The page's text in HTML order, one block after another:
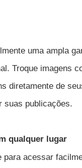
uma ampla
Troque imagens
diretamente de
suas publicações.
qualquer lugar
para acessar